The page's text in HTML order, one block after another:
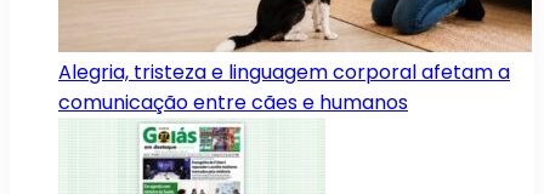
Alegria, tristeza e linguagem corporal afetam a
comunicação entre cães e humanos